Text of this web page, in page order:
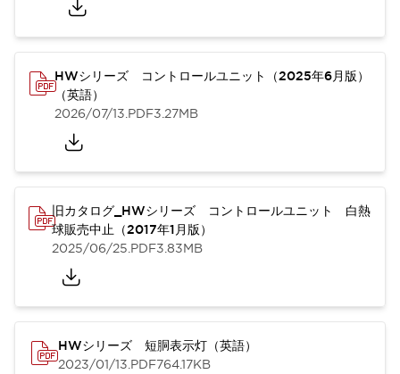
HWシリーズ コントロールユニット（2025年6月版）
（英語）
2026/07/13.PDF3.27MB
旧カタログ_HWシリーズ コントロールユニット 白熱
球販売中止（2017年1月版）
2025/06/25.PDF3.83MB
HWシリーズ 短胴表示灯（英語）
2023/01/13.PDF764.17KB